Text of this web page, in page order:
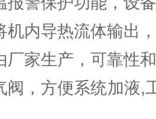
机内导热流体输出
厂家生产，可靠性
阀，方便系统加液,